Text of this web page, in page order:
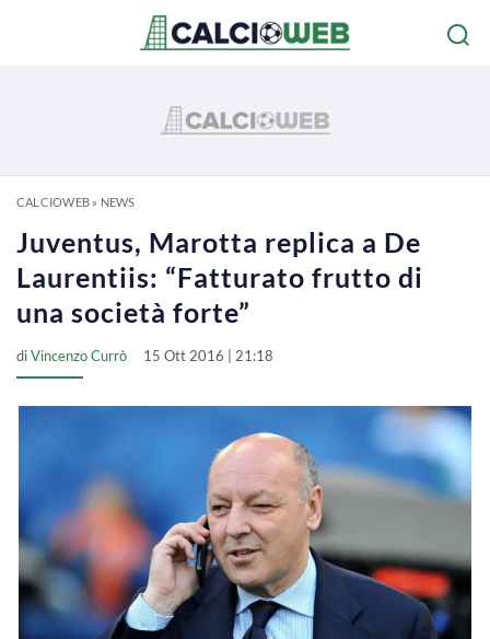
CALCIOWEB» NEWS
Juventus, Marotta replica a De
Laurentiis: “Fatturato frutto di
una società forte”
diVincenzo Currò 15 Ott 2016 | 21:18